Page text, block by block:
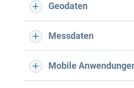
Geodaten
Messdaten
Mobile